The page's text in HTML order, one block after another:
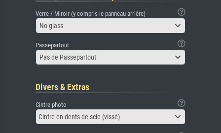
Verre / Miroir (y compris le panneau arrière)
No glass
Passepartout
Pas de Passepartout
Divers & Extras
Cintre photo
Cintre en dents de scie (vissé)